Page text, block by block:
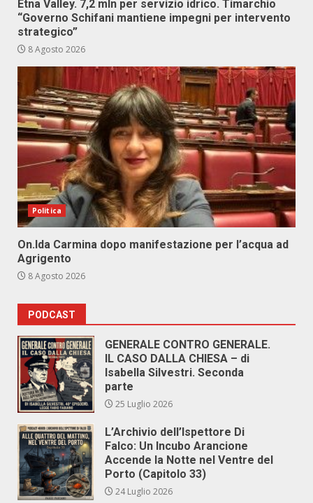
Etna Valley. 7,2 mln per servizio idrico. Timarchio
“Governo Schifani mantiene impegni per intervento
strategico”
8 Agosto 2026
Politica
On.Ida Carmina dopo manifestazione per l’acqua ad
Agrigento
8 Agosto 2026
PODCAST
GENERALE CONTRO GENERALE.
IL CASO DALLA CHIESA – di
Isabella Silvestri. Seconda
parte
25 Luglio 2026
L’Archivio dell’Ispettore Di
Falco: Un Incubo Arancione
Accende la Notte nel Ventre del
Porto (Capitolo 33)
24 Luglio 2026